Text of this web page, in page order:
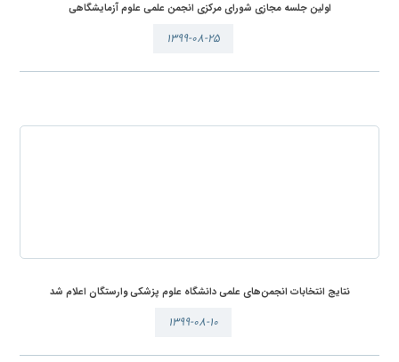
اولین جلسه مجازی شورای مرکزی انجمن علمی علوم آزمایشگاهی
۱۳۹۹-۰۸-۲۵
نتایج انتخابات انجمن‌های علمی دانشگاه علوم پزشکی وارستگان اعلام شد
۱۳۹۹-۰۸-۱۰